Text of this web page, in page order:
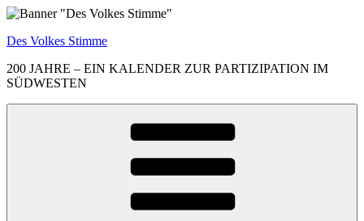
Zum
springen
Des Volkes Stimme
200 JAHRE – EIN KALENDER ZUR PARTIZIPATION IM
SÜDWESTEN